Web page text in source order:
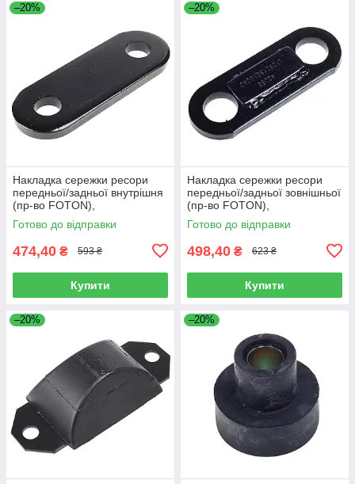
–20%
Накладка сережки ресори
передньої/задньої внутрішня
(пр-во FOTON),
L1292150200A0
Готово до відправки
474,40 ₴ 593 ₴
Купити
–20%
Накладка сережки ресори
передньої/задньої зовнішньої
(пр-во FOTON),
L1292150100A0
Готово до відправки
498,40 ₴ 623 ₴
Купити
–20% –20%